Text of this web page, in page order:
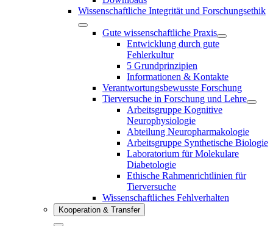
Wissenschaftliche Integrität und Forschungsethik
Gute wissenschaftliche Praxis
Entwicklung durch gute
Fehlerkultur
5 Grundprinzipien
Informationen & Kontakte
Verantwortungsbewusste Forschung
Tierversuche in Forschung und Lehre
Arbeitsgruppe Kognitive
Neurophysiologie
Abteilung Neuropharmakologie
Arbeitsgruppe Synthetische Biologie
Laboratorium für Molekulare
Diabetologie
Ethische Rahmenrichtlinien für
Tierversuche
Wissenschaftliches Fehlverhalten
Kooperation & Transfer